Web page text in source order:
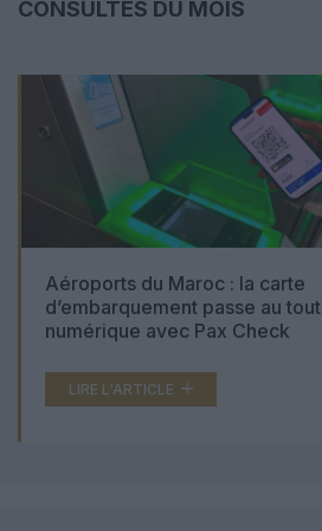
CONSULTÉS DU MOIS
Aéroports du Maroc : la carte
d’embarquement passe au tout
numérique avec Pax Check
LIRE L'ARTICLE